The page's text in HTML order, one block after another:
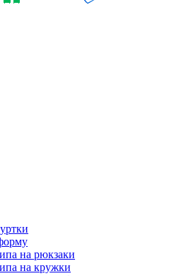
на рюкзаки
на кружки